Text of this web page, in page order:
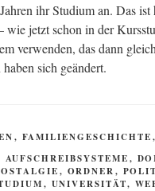
ihr Stu­di­um an. Das ist
wie jetzt schon in der
ver­wen­den, das dann
sich geändert.
, FAMILIENGESCHICHTE,
AUFSCHREIBSYSTEME,
, ORDNER,
, UNIVERSITÄT,